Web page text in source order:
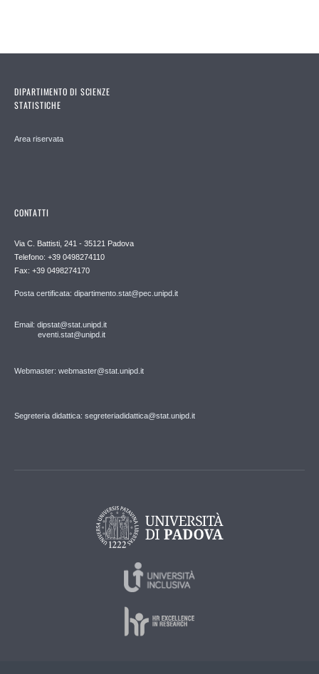
DIPARTIMENTO DI SCIENZE
STATISTICHE
Area riservata
CONTATTI
Via C. Battisti, 241 - 35121 Padova
Telefono: +39 0498274110
Fax: +39 0498274170
Posta certificata: dipartimento.stat@pec.unipd.it
Email: dipstat@stat.unipd.it
eventi.stat@unipd.it
Webmaster: webmaster@stat.unipd.it
Segreteria didattica: segreteriadidattica@stat.unipd.it